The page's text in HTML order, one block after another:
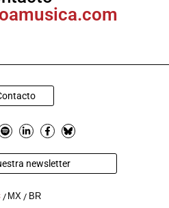
newsletter
MX BR